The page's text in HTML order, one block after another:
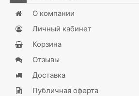
О компании
Личный кабинет
Корзина
Отзывы
Доставка
Публичная оферта